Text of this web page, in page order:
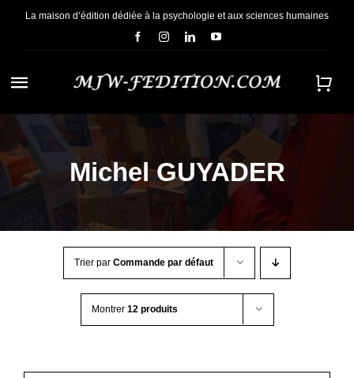
PasserLa maison d’édition dédiée à la psychologie et aux sciences humaines
Navigation
à
bascule
ACCUEIL
NOUS CONNAÎTRE
CONTACT
Michel GUYADER
Trier par Commande par défaut
Montrer 12 produits